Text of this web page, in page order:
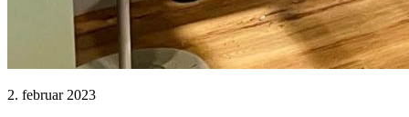
2. februar 2023